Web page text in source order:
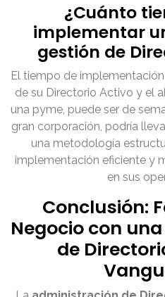
¿Cuánto
implementar
gestión de
El tiempo de
de su Directorio Activo y el
una pyme, puede ser de
gran corporación, podría
una metodología
implementación eficiente y
en sus
Conclusión:
Negocio con
de